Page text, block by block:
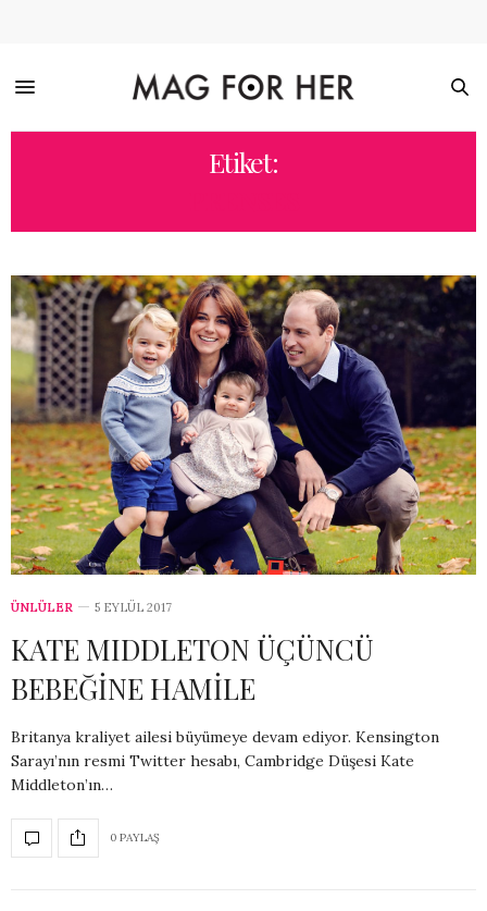
Etiket:
ÜNLÜLER 5 EYLÜL 2017
KATE MIDDLETON ÜÇÜNCÜ
BEBEĞİNE HAMİLE
Britanya kraliyet ailesi büyümeye devam ediyor. Kensington
Sarayı’nın resmi Twitter hesabı, Cambridge Düşesi Kate
Middleton’ın…
0 PAYLAŞ